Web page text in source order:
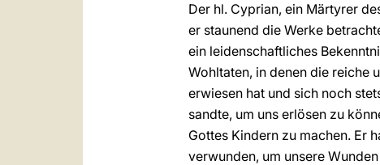
Der hl. Cyprian, ein Märtyrer
er staunend die Werke
ein leidenschaftliches
Wohltaten, in denen die reiche
erwiesen hat und sich noch
sandte, um uns erlösen zu
Gottes Kindern zu machen. Er
verwunden, um unsere